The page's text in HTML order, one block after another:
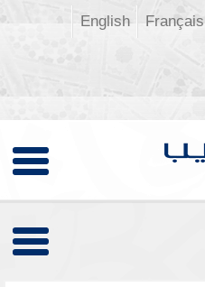
Français
English